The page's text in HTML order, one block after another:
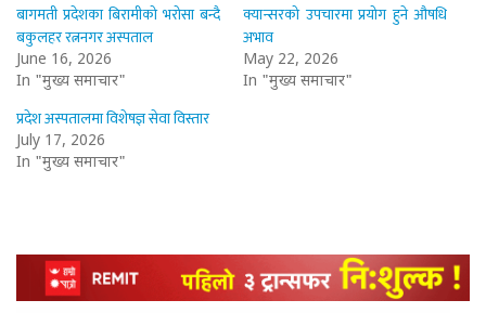
बागमती प्रदेशका बिरामीको भरोसा बन्दै
बकुलहर रत्ननगर अस्पताल
June 16, 2026
In "मुख्य समाचार"
क्यान्सरको उपचारमा प्रयोग हुने औषधि
अभाव
May 22, 2026
In "मुख्य समाचार"
प्रदेश अस्पतालमा विशेषज्ञ सेवा विस्तार
July 17, 2026
In "मुख्य समाचार"